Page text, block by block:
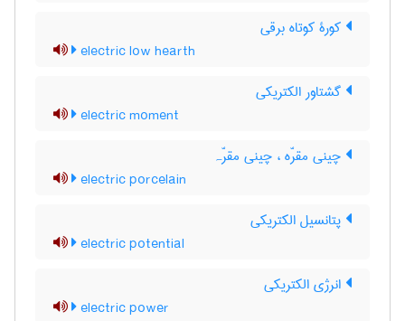
کورۀ کوتاه برقی
electric low hearth
گشتاور الکتریکی
electric moment
چینی مقرّه ، چینی مقرّہ
electric porcelain
پتانسیل الکتریکی
electric potential
انرژی الکتریکی
electric power